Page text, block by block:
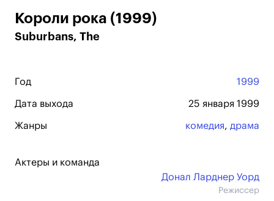
Короли рока (1999)
Suburbans, The
Год 1999
Дата выхода 25 января 1999
Жанры комедия, драма
Актеры и команда
Донал Ларднер Уорд
Режиссер